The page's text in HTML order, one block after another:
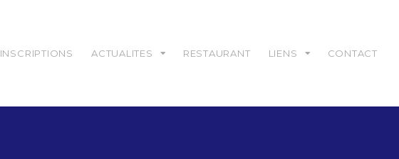
INSCRIPTIONS ACTUALITES RESTAURANT LIENS CONTACT